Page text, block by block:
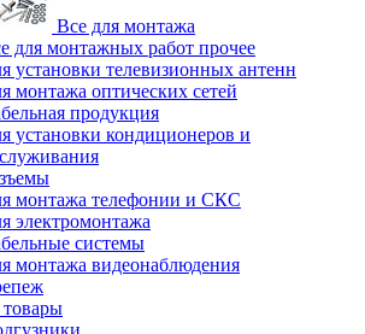
Все для монтажа
для монтажных работ прочее
установки телевизионных антенн
монтажа оптических сетей
продукция
установки кондиционеров и
монтажа телефонии и СКС
электромонтажа
системы
монтажа видеонаблюдения
товары